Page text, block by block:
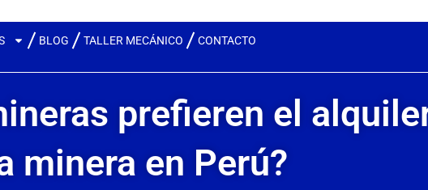
BLOG TALLER MECÁNICO CONTACTO
prefieren el
minera en Perú?